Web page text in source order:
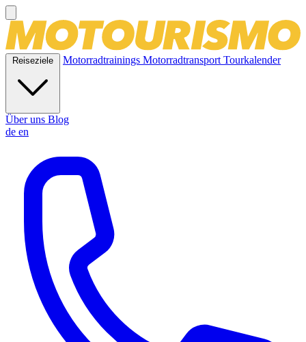
Reiseziele Motorradtrainings MotorradtransportTourkalender
Über uns Blog
de en